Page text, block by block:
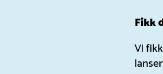
Fikk
Vi